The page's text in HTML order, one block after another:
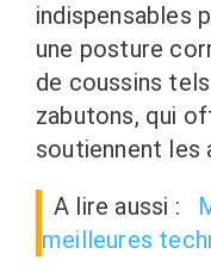
indispensables
une posture
de coussins
zabutons, qui
soutiennent les
A lire aussi :
meilleures